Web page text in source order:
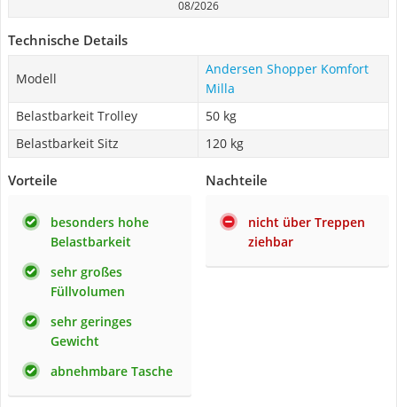
08/2026
Technische Details
Modell
Andersen Shopper Komfort
Milla
Belastbarkeit Trolley
50 kg
Belastbarkeit Sitz
120 kg
Vorteile
besonders hohe
Belastbarkeit
sehr großes
Füllvolumen
sehr geringes
Gewicht
abnehmbare Tasche
Nachteile
nicht über Treppen
ziehbar